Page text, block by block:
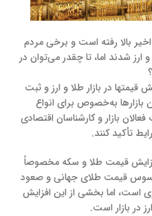
بالا رفته است و برخی مردم
ارز شدند اما، تا چقدر می‌توان در
قیمتها در بازار طلا و ارز و ثبت
بازارها به‌خصوص برای انواع
بازار و کارشناسان اقتصادی
تأکید کنند.
قیمت طلا و سکه مخصوصاً
قیمت طلای جهانی و صعود
به کانال ۲ هزار و ۷۲۲ دلاری است، اما بخشی از این افزایش
در بازار است.